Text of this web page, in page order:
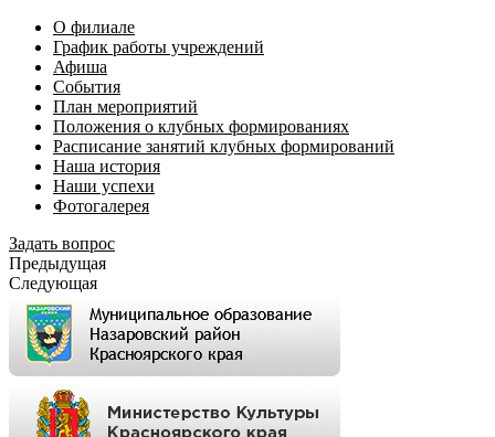
О филиале
График работы учреждений
Афиша
События
План мероприятий
Положения о клубных формированиях
Расписание занятий клубных формирований
Наша история
Наши успехи
Фотогалерея
Задать вопрос
Предыдущая
Следующая